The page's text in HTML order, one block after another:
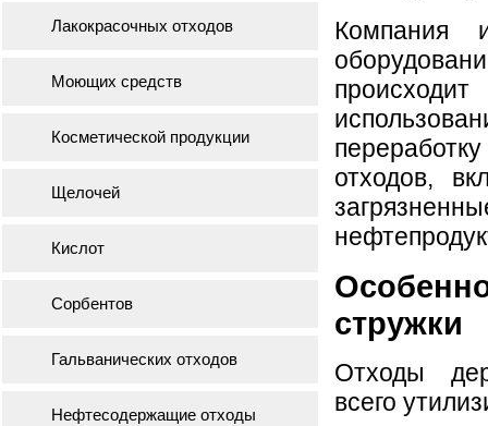
Компания
отходов,
стружки
Отходы
всего
Лакокрасочных отходов
Моющих средств
Косметической продукции
Щелочей
Кислот
Сорбентов
Гальванических отходов
Нефтесодержащие отходы